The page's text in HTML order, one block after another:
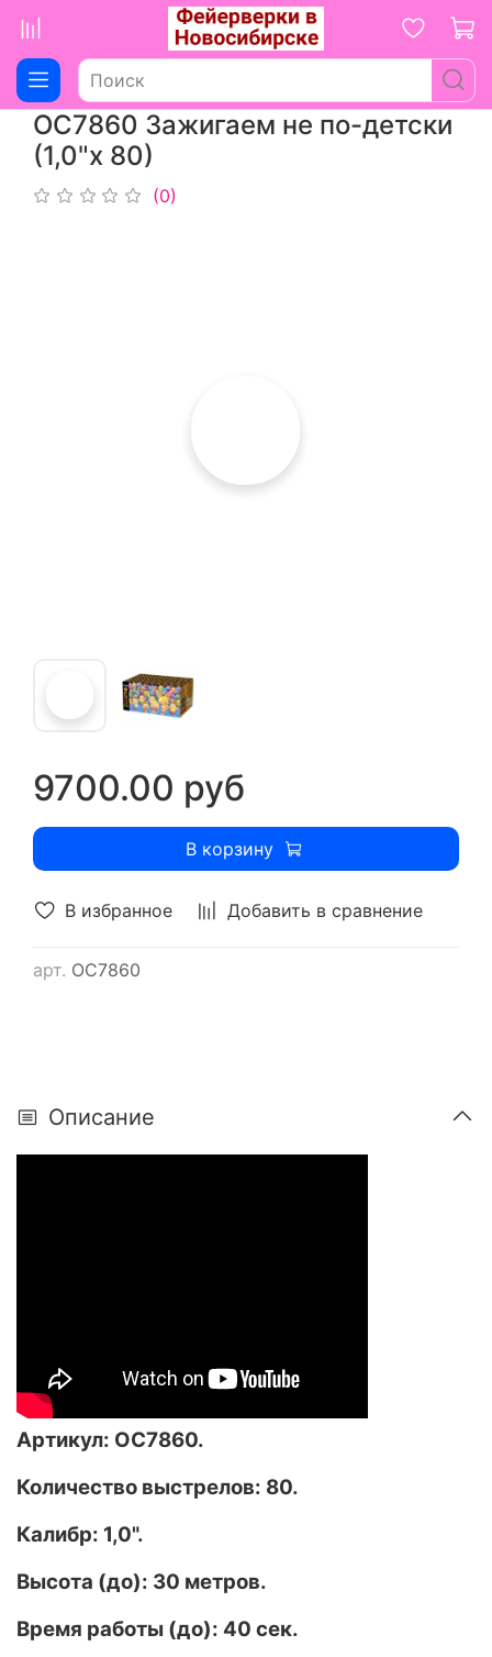
ОС7860 Зажигаем не по-детски
(1,0"х 80)
(0)
В избранное Добавить в сравнение
арт. ОС7860
9700.00 руб
В корзину
Описание
Артикул: ОС7860.
Количество выстрелов: 80.
Калибр: 1,0".
Высота (до): 30 метров.
Время работы (до): 40 сек.